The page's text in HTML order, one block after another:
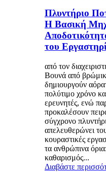
Πλυντήριο
Η Βασική
του
από τον
Βουνά από
δημιουργούν
πολύτιμο χρόνο
ερευνητές, ενώ
προκαλέσουν
σύγχρονο
απελευθερώνει
κουραστικές
τα ανθρώπινα
καθαρισμός...
Διαβάστε